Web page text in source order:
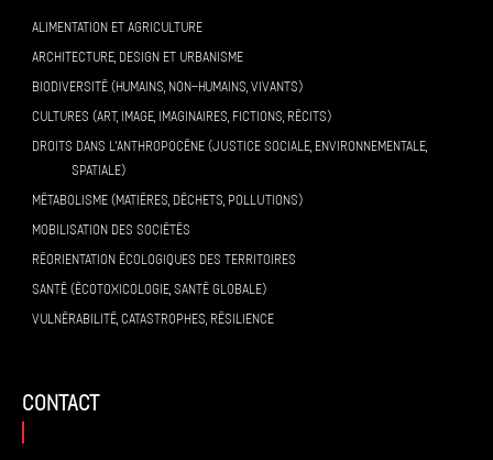
ALIMENTATION ET AGRICULTURE
ARCHITECTURE, DESIGN ET URBANISME
BIODIVERSITÉ (HUMAINS, NON-HUMAINS, VIVANTS)
CULTURES (ART, IMAGE, IMAGINAIRES, FICTIONS, RÉCITS)
DROITS DANS L’ANTHROPOCÈNE (JUSTICE SOCIALE, ENVIRONNEMENTALE,
SPATIALE)
MÉTABOLISME (MATIÈRES, DÉCHETS, POLLUTIONS)
MOBILISATION DES SOCIÉTÉS
RÉORIENTATION ÉCOLOGIQUES DES TERRITOIRES
SANTÉ (ÉCOTOXICOLOGIE, SANTÉ GLOBALE)
VULNÉRABILITÉ, CATASTROPHES, RÉSILIENCE
contact